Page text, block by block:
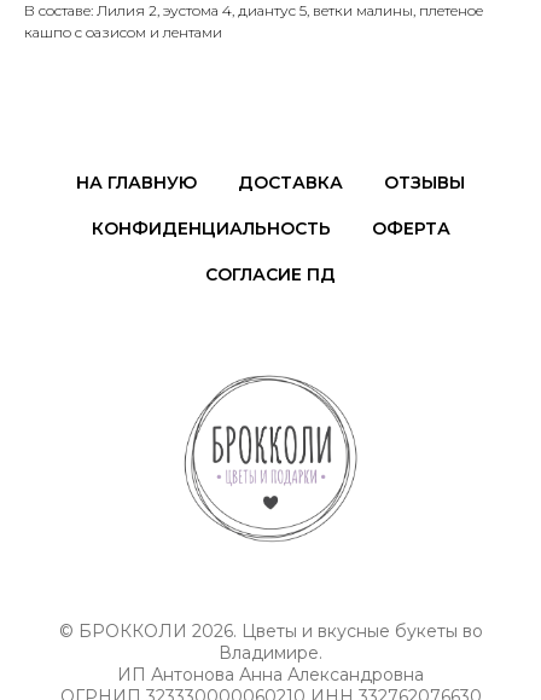
В составе: Лилия 2, эустома 4, диантус 5, ветки малины, плетеное
кашпо с оазисом и лентами
НА ГЛАВНУЮ ДОСТАВКА ОТЗЫВЫ
КОНФИДЕНЦИАЛЬНОСТЬ ОФЕРТА
СОГЛАСИЕ ПД
© БРОККОЛИ 2026. Цветы и вкусные букеты во
Владимире.
ИП Антонова Анна Александровна